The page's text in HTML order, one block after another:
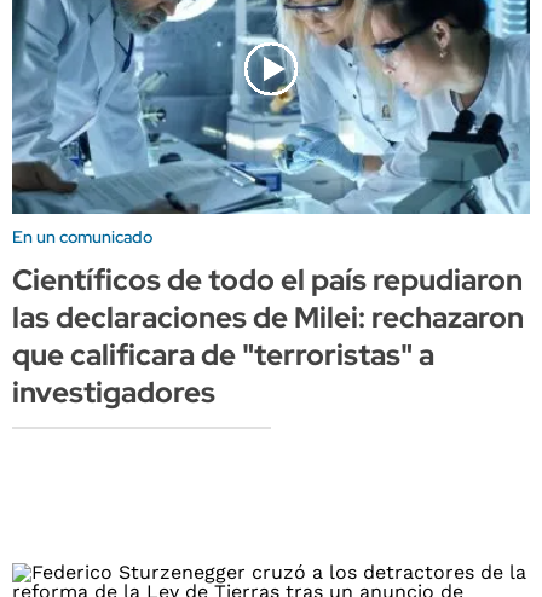
En un comunicado
Científicos de todo el país repudiaron
las declaraciones de Milei: rechazaron
que calificara de "terroristas" a
investigadores